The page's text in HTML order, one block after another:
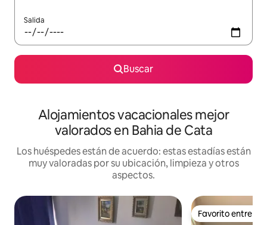
Salida
Buscar
Alojamientos vacacionales mejor
valorados en Bahia de Cata
Los huéspedes están de acuerdo: estas estadías están
muy valoradas por su ubicación, limpieza y otros
aspectos.
Favorito entre
Favorito entre